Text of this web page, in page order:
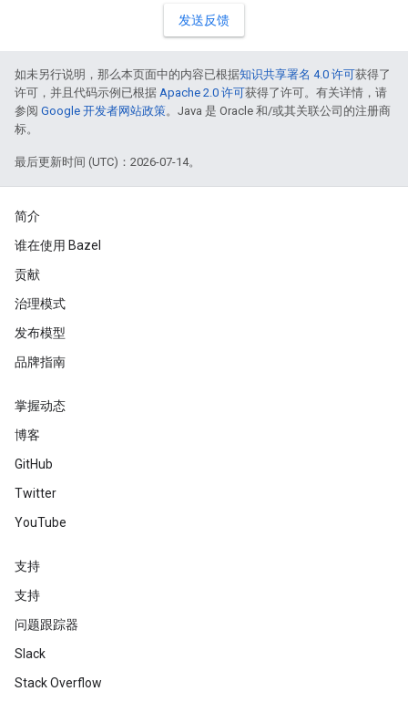
发送反馈
如未另行说明，那么本页面中的内容已根据知识共享署名 4.0 许可获得了
许可，并且代码示例已根据 Apache 2.0 许可获得了许可。有关详情，请
参阅 Google 开发者网站政策。Java 是 Oracle 和/或其关联公司的注册商
标。
最后更新时间 (UTC)：2026-07-14。
简介
谁在使用 Bazel
贡献
治理模式
发布模型
品牌指南
掌握动态
博客
GitHub
Twitter
YouTube
支持
支持
问题跟踪器
Slack
Stack Overflow